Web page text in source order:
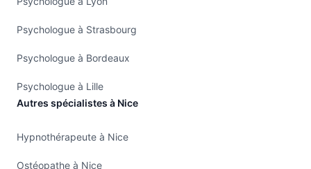
Psychologue à Strasbourg
Psychologue à Bordeaux
Psychologue à Lille
Autres spécialistes à Nice
Hypnothérapeute à Nice
Ostéopathe à Nice